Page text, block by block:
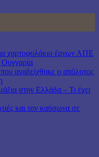
χαρτοφυλάκιο έργων ΑΠΕ
αναδείχθηκε ο απόλυτος
στην Ελλάδα – Τι έχει
και τον καύσωνα σε